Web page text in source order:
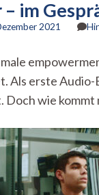
im
2021
Als erste
wie kommt